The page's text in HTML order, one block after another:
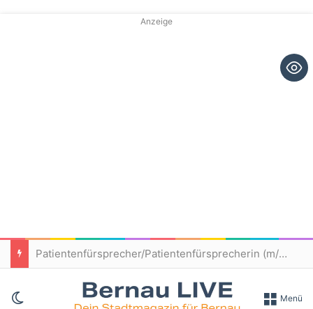
Anzeige
Patientenfürsprecher/Patientenfürsprecherin (m/w/d) – Immanuel Klinikum Bernau
Skin umschalten Menü